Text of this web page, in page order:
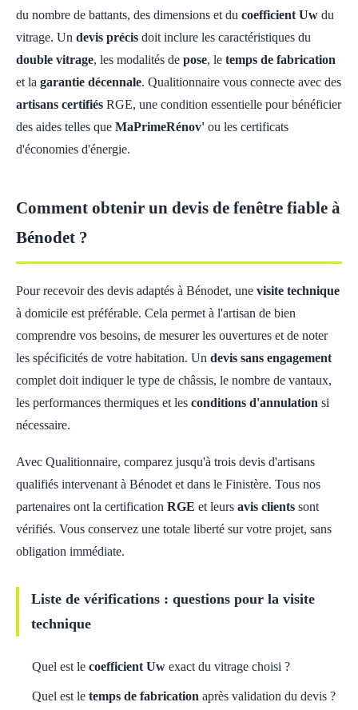
du nombre de battants, des dimensions et du coefficient Uw du
vitrage. Un devis précis doit inclure les caractéristiques du
double vitrage, les modalités de pose, le temps de fabrication
et la garantie décennale. Qualitionnaire vous connecte avec des
artisans certifiés RGE, une condition essentielle pour bénéficier
des aides telles que MaPrimeRénov' ou les certificats
d'économies d'énergie.
Comment obtenir un devis de fenêtre fiable à
Bénodet ?
Pour recevoir des devis adaptés à Bénodet, une visite technique
à domicile est préférable. Cela permet à l'artisan de bien
comprendre vos besoins, de mesurer les ouvertures et de noter
les spécificités de votre habitation. Un devis sans engagement
complet doit indiquer le type de châssis, le nombre de vantaux,
les performances thermiques et les conditions d'annulation si
nécessaire.
Avec Qualitionnaire, comparez jusqu'à trois devis d'artisans
qualifiés intervenant à Bénodet et dans le Finistère. Tous nos
partenaires ont la certification RGE et leurs avis clients sont
vérifiés. Vous conservez une totale liberté sur votre projet, sans
obligation immédiate.
Liste de vérifications : questions pour la visite
technique
Quel est le coefficient Uw exact du vitrage choisi ?
Quel est le temps de fabrication après validation du devis ?